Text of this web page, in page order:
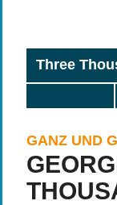
Three
GANZ UND